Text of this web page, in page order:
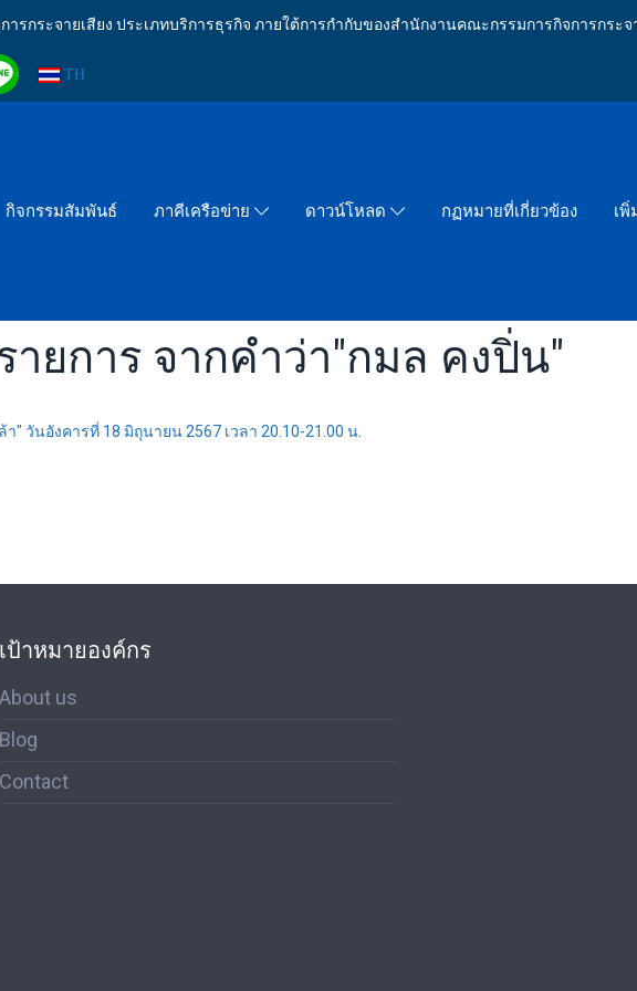
กระจายเสียง ประเภทบริการธุรกิจ ภายใต้การกำกับของสำนักงานคณะกรรมการกิจการกร
TH
กิจกรรมสัมพันธ์ ภาคีเครือข่าย ดาวน์โหลด กฏหมายที่เกี่ยวข้อง เพิ่
ายการ จากคำว่า"กมล คงปิ่น"
วันอังคารที่ 18 มิถุนายน 2567 เวลา 20.10-21.00 น.
เป้าหมายองค์กร
About us
Blog
Contact